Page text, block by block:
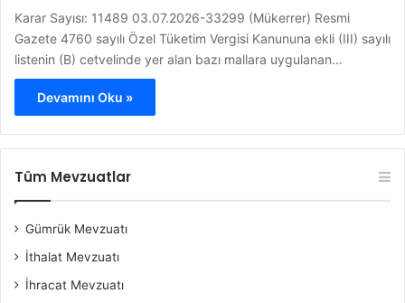
Karar Sayısı: 11489 03.07.2026-33299 (Mükerrer) Resmi
Gazete 4760 sayılı Özel Tüketim Vergisi Kanununa ekli (III) sayılı
listenin (B) cetvelinde yer alan bazı mallara uygulanan…
Devamını Oku »
Tüm Mevzuatlar
Gümrük Mevzuatı
İthalat Mevzuatı
İhracat Mevzuatı